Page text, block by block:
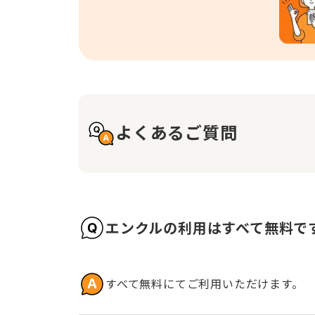
よくあるご質問
エンクルの利用はすべて無料で
すべて無料にてご利用いただけます。